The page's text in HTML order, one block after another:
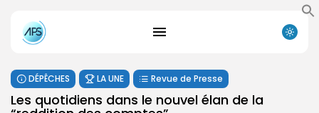
DÉPÊCHES LA UNE Revue de Presse
Les quotidiens dans le nouvel élan de la